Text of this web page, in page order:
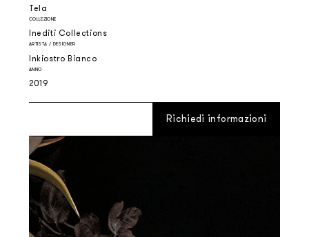
Tela
COLLEZIONE
Inediti Collections
ARTISTA / DESIGNER
Inkiostro Bianco
ANNO
2019
Richiedi informazioni